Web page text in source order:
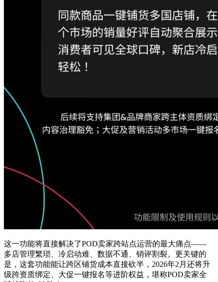
这一功能将直接解决了POD卖家跨站点运营的最大痛点——
多店管理繁琐、冷启动难、数据不通、销评割裂。更关键的
是，这套功能能让跨区铺货成本直接砍半，2026年2月还将升
级跨资质绑定、大促一键报名等进阶权益，堪称POD卖家全